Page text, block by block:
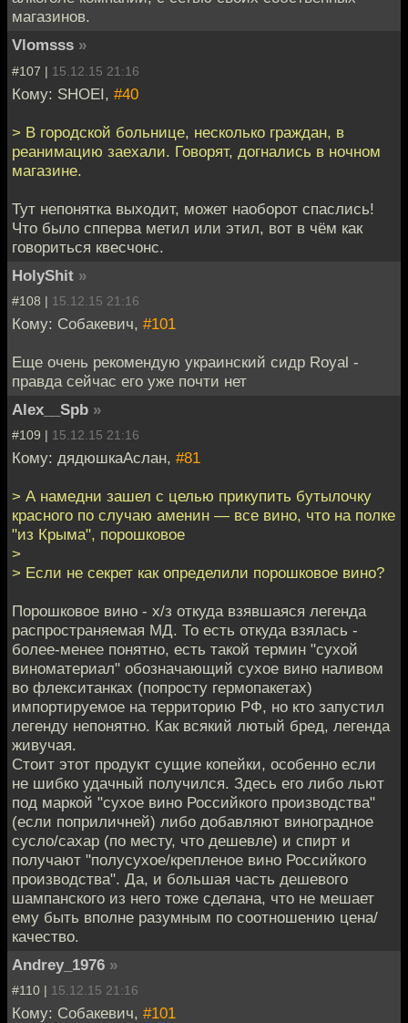
магазинов.
Vlomsss »
#107 | 15.12.15 21:16
Кому: SHOEI, #40
> В городской больнице, несколько граждан, в
реанимацию заехали. Говорят, догнались в ночном
магазине.
Тут непонятка выходит, может наоборот спаслись!
Что было спперва метил или этил, вот в чём как
говориться квесчонс.
HolyShit »
#108 | 15.12.15 21:16
Кому: Собакевич, #101
Еще очень рекомендую украинский сидр Royal -
правда сейчас его уже почти нет
Alex__Spb »
#109 | 15.12.15 21:16
Кому: дядюшкаАслан, #81
> А намедни зашел с целью прикупить бутылочку
красного по случаю аменин — все вино, что на полке
"из Крыма", порошковое
>
> Если не секрет как определили порошковое вино?
Порошковое вино - х/з откуда взявшаяся легенда
распространяемая МД. То есть откуда взялась -
более-менее понятно, есть такой термин "сухой
виноматериал" обозначающий сухое вино наливом
во флекситанках (попросту гермопакетах)
импортируемое на территорию РФ, но кто запустил
легенду непонятно. Как всякий лютый бред, легенда
живучая.
Стоит этот продукт сущие копейки, особенно если
не шибко удачный получился. Здесь его либо льют
под маркой "сухое вино Российкого производства"
(если поприличней) либо добавляют виноградное
сусло/сахар (по месту, что дешевле) и спирт и
получают "полусухое/крепленое вино Российкого
производства". Да, и большая часть дешевого
шампанского из него тоже сделана, что не мешает
ему быть вполне разумным по соотношению цена/
качество.
Andrey_1976 »
#110 | 15.12.15 21:16
Кому: Собакевич, #101